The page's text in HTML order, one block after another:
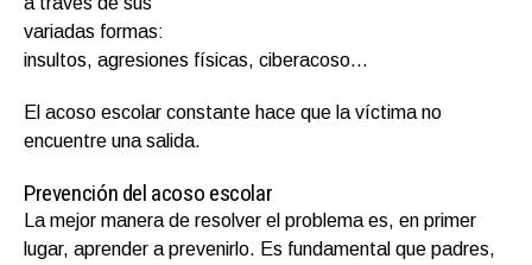
variadas formas:
insultos, agresiones físicas, ciberacoso…
El acoso escolar constante hace que la víctima no
encuentre una salida.
Prevención del acoso escolar
La mejor manera de resolver el problema es, en primer
lugar, aprender a prevenirlo. Es fundamental que padres,